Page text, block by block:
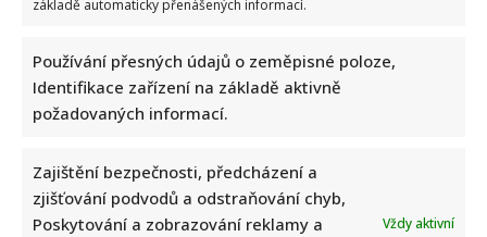
základě automaticky přenášených informací.
Používání přesných údajů o zeměpisné poloze,
Identifikace zařízení na základě aktivně
požadovaných informací.
Zajištění bezpečnosti, předcházení a
zjišťování podvodů a odstraňování chyb,
Poskytování a zobrazování reklamy a
Vždy aktivní